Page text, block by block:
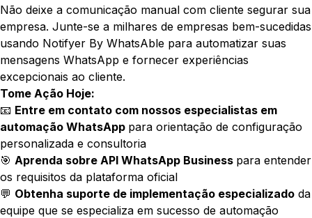
Não deixe a comunicação manual com cliente segurar sua
empresa. Junte-se a milhares de empresas bem-sucedidas
usando Notifyer By WhatsAble para automatizar suas
mensagens WhatsApp e fornecer experiências
excepcionais ao cliente.
Tome Ação Hoje:
📧 Entre em contato com nossos especialistas em
automação WhatsApp para orientação de configuração
personalizada e consultoria
🎯 Aprenda sobre API WhatsApp Business para entender
os requisitos da plataforma oficial
💬 Obtenha suporte de implementação especializado da
equipe que se especializa em sucesso de automação